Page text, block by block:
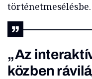
történetmesélésbe.
„Az
közben